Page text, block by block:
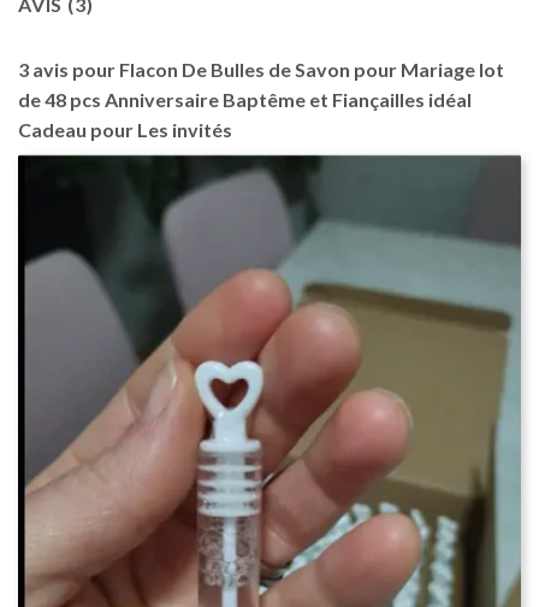
3 avis pour Flacon De Bulles de Savon pour Mariage lot
de 48 pcs Anniversaire Baptême et Fiançailles idéal
Cadeau pour Les invités